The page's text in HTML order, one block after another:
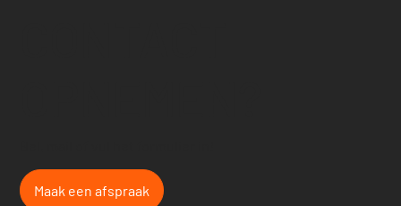
Maak een afspraak